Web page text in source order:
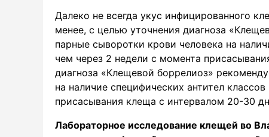
Далеко не всегда укус инфицированного
менее, с целью уточнения диагноза
парные сыворотки крови человека на
чем через 2 недели с момента
диагноза «Клещевой боррелиоз»
на наличие специфических антител
присасывания клеща с интервалом 20-30
Лабораторное исследование клещей во